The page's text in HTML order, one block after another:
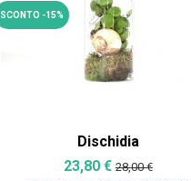
SCONTO -15%
Dischidia
23,80 € 28,00 €